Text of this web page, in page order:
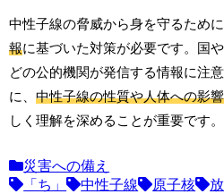
中性子線の脅威から身を守るため
報に基づいた対策が必要です。国
どの公的機関が発信する情報に注
に、中性子線の性質や人体への影響
しく理解を深めることが重要です。
災害への備え
「ち」
中性子線 原子核